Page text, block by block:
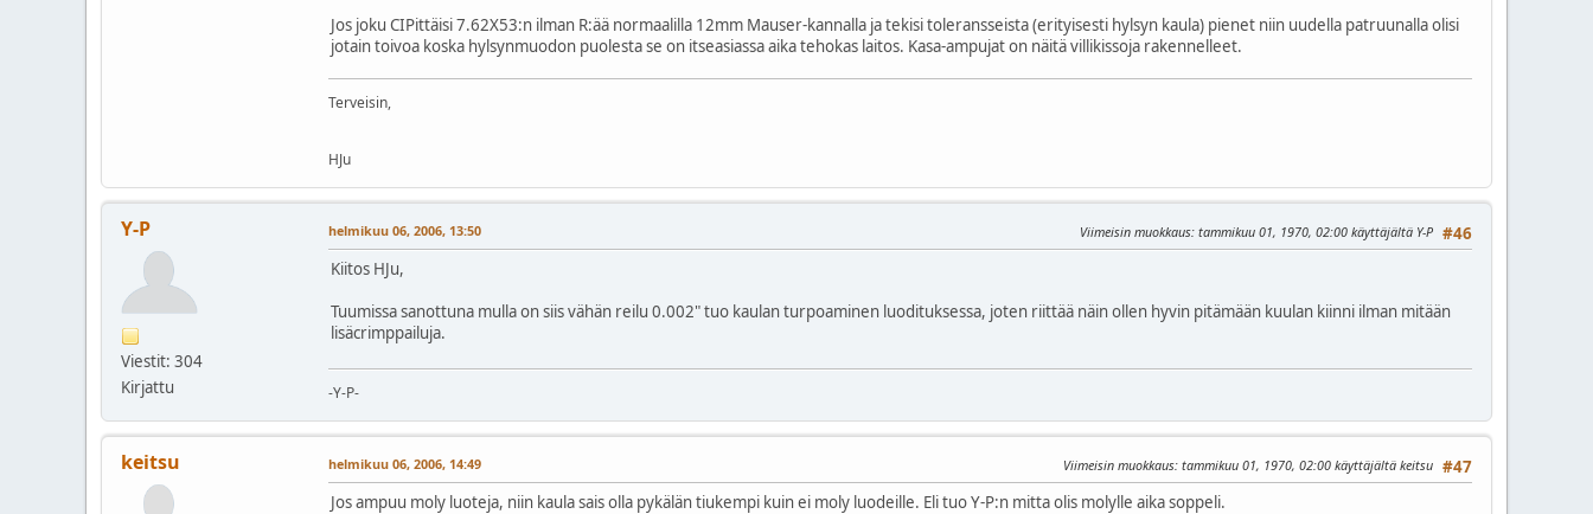
Jos joku CIPittäisi 7.62X53:n ilman R:ää normaalilla 12mm Mauser-kannalla ja tekisi toleransseista (erityisesti hylsyn kaula) pienet niin uudella patruunalla olisi
jotain toivoa koska hylsynmuodon puolesta se on itseasiassa aika tehokas laitos. Kasa-ampujat on näitä villikissoja rakennelleet.
Terveisin,
HJu
Y-P
Viestit: 304
Kirjattu
#46
helmikuu 06, 2006, 13:50 Viimeisin muokkaus: tammikuu 01, 1970, 02:00 käyttäjältä Y-P
Kiitos HJu,
Tuumissa sanottuna mulla on siis vähän reilu 0.002" tuo kaulan turpoaminen luodituksessa, joten riittää näin ollen hyvin pitämään kuulan kiinni ilman mitään
lisäcrimppailuja.
-Y-P-
keitsu #47
helmikuu 06, 2006, 14:49 Viimeisin muokkaus: tammikuu 01, 1970, 02:00 käyttäjältä keitsu
Jos ampuu moly luoteja, niin kaula sais olla pykälän tiukempi kuin ei moly luodeille. Eli tuo Y-P:n mitta olis molylle aika soppeli.